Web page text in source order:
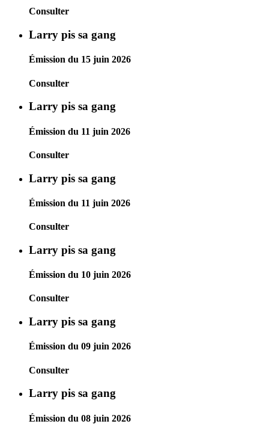
Consulter
Larry pis sa gang
Émission du 15 juin 2026
Consulter
Larry pis sa gang
Émission du 11 juin 2026
Consulter
Larry pis sa gang
Émission du 11 juin 2026
Consulter
Larry pis sa gang
Émission du 10 juin 2026
Consulter
Larry pis sa gang
Émission du 09 juin 2026
Consulter
Larry pis sa gang
Émission du 08 juin 2026